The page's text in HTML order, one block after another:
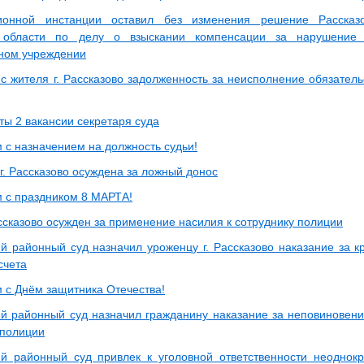
инстанции оставил без изменения решение
области по делу о взыскании компенсации за
учреждении
жителя г. Рассказово задолженность за неисполнение
2 вакансии секретаря суда
назначением на должность судьи!
Рассказово осуждена за ложный донос
с праздником 8 МАРТА!
осужден за применение насилия к сотруднику полиции
районный суд назначил уроженцу г. Рассказово наказание за
с Днём защитника Отечества!
районный суд назначил гражданину наказание за
районный суд привлек к уголовной ответственности